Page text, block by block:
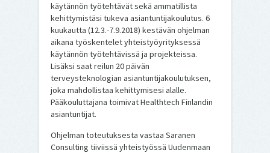
käytännön työtehtävät sekä ammatillista
kehittymistäsi tukeva asiantuntijakoulutus. 6
kuukautta (12.3.-7.9.2018) kestävän ohjelman
aikana työskentelet yhteistyöyrityksessä
käytännön työtehtävissä ja projekteissa.
Lisäksi saat reilun 20 päivän
terveysteknologian asiantuntijakoulutuksen,
joka mahdollistaa kehittymisesi alalle.
Pääkouluttajana toimivat Healthtech Finlandin
asiantuntijat.
Ohjelman toteutuksesta vastaa Saranen
Consulting tiiviissä yhteistyössä Uudenmaan